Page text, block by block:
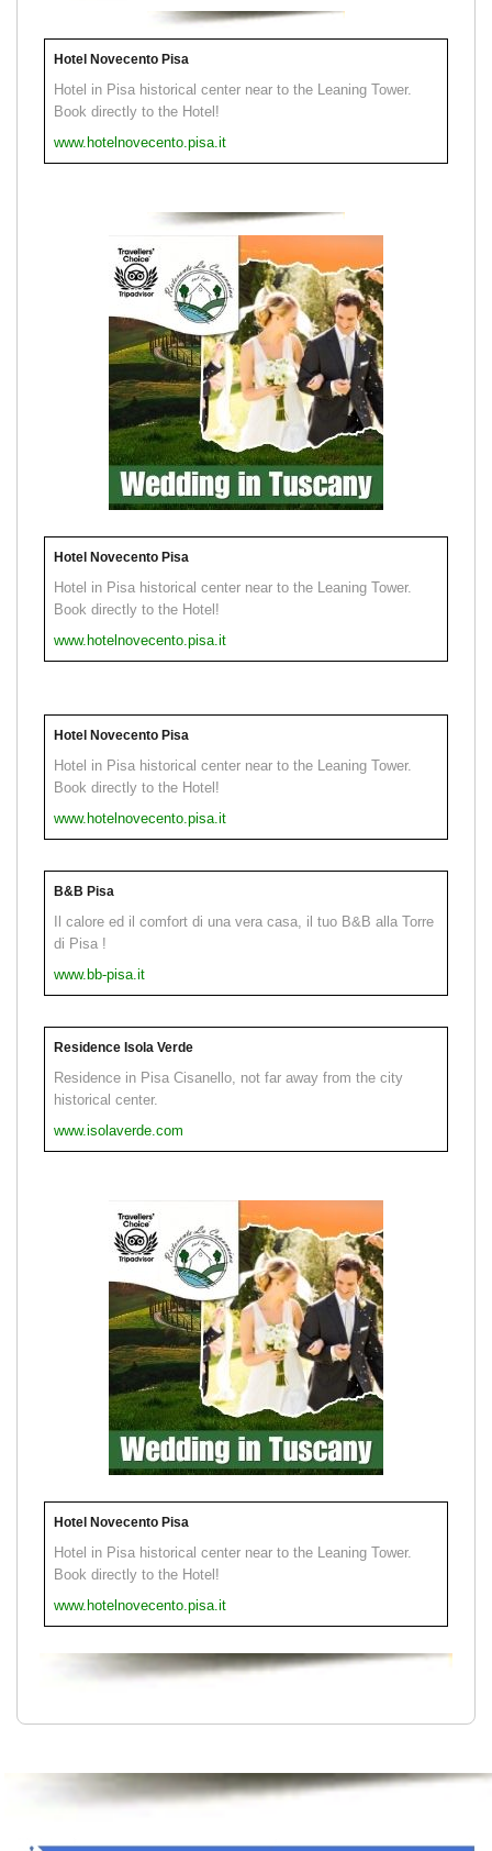
Hotel Novecento Pisa
Hotel in Pisa historical center near to the Leaning Tower.
Book directly to the Hotel!
www.hotelnovecento.pisa.it
Hotel Novecento Pisa
Hotel in Pisa historical center near to the Leaning Tower.
Book directly to the Hotel!
www.hotelnovecento.pisa.it
Hotel Novecento Pisa
Hotel in Pisa historical center near to the Leaning Tower.
Book directly to the Hotel!
www.hotelnovecento.pisa.it
B&B Pisa
Il calore ed il comfort di una vera casa, il tuo B&B alla Torre
di Pisa !
www.bb-pisa.it
Residence Isola Verde
Residence in Pisa Cisanello, not far away from the city
historical center.
www.isolaverde.com
Hotel Novecento Pisa
Hotel in Pisa historical center near to the Leaning Tower.
Book directly to the Hotel!
www.hotelnovecento.pisa.it